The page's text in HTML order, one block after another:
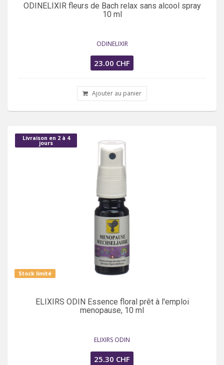
ODINELIXIR fleurs de Bach relax sans alcool spray
10 ml
ODINELIXIR
23.00 CHF
Ajouter au panier
Livraison en 2 à 4
jours
Stock limité
ELIXIRS ODIN Essence floral prêt à l'emploi
menopause, 10 ml
ELIXIRS ODIN
25.30 CHF